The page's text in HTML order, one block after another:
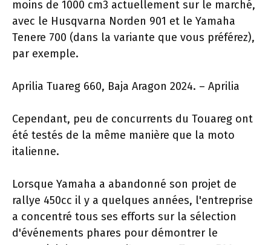
moins de 1000 cm3 actuellement sur le marché,
avec le Husqvarna Norden 901 et le Yamaha
Tenere 700 (dans la variante que vous préférez),
par exemple.
Aprilia Tuareg 660, Baja Aragon 2024. – Aprilia
Cependant, peu de concurrents du Touareg ont
été testés de la même manière que la moto
italienne.
Lorsque Yamaha a abandonné son projet de
rallye 450cc il y a quelques années, l'entreprise
a concentré tous ses efforts sur la sélection
d'événements phares pour démontrer le